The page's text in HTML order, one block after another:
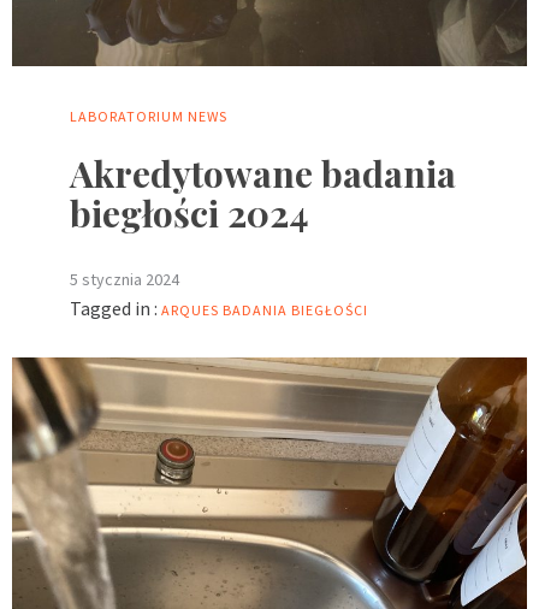
LABORATORIUM NEWS
Akredytowane badania
biegłości 2024
5 stycznia 2024
Tagged in : ARQUES BADANIA BIEGŁOŚCI